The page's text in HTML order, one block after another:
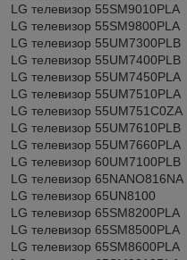
LG телевизор 55SM9010PLA
LG телевизор 55SM9800PLA
LG телевизор 55UM7300PLB
LG телевизор 55UM7400PLB
LG телевизор 55UM7450PLA
LG телевизор 55UM7510PLA
LG телевизор 55UM751C0ZA
LG телевизор 55UM7610PLB
LG телевизор 55UM7660PLA
LG телевизор 60UM7100PLB
LG телевизор 65NANO816NA
LG телевизор 65UN8100
LG телевизор 65SM8200PLA
LG телевизор 65SM8500PLA
LG телевизор 65SM8600PLA